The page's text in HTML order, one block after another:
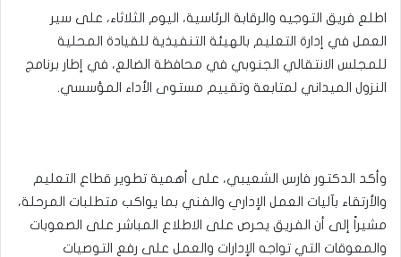
اطلع فريق التوجيه والرقابة الرئاسية، اليوم الثلاثاء، على سير
العمل في إدارة التعليم بالهيئة التنفيذية للقيادة المحلية
للمجلس الانتقالي الجنوبي في محافظة الضالع، في إطار برنامج
النزول الميداني لمتابعة وتقييم مستوى الأداء المؤسسي.
وأكد الدكتور فارس الشعيبي، على أهمية تطوير قطاع التعليم
والأرتقاء بآليات العمل الإداري والفني بما يواكب متطلبات المرحلة،
مشيراً إلى أن الفريق يحرص على الاطلاع المباشر على الصعوبات
والمعوقات التي تواجه الإدارات والعمل على رفع التوصيات